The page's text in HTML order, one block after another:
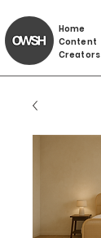
Home
Content
Creators